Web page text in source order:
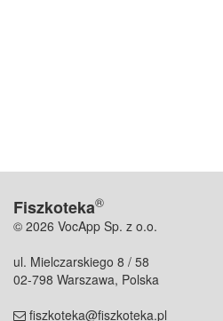
Fiszkoteka®
© 2026 VocApp Sp. z o.o.
ul. Mielczarskiego 8 / 58
02-798 Warszawa, Polska
fiszkoteka@fiszkoteka.pl